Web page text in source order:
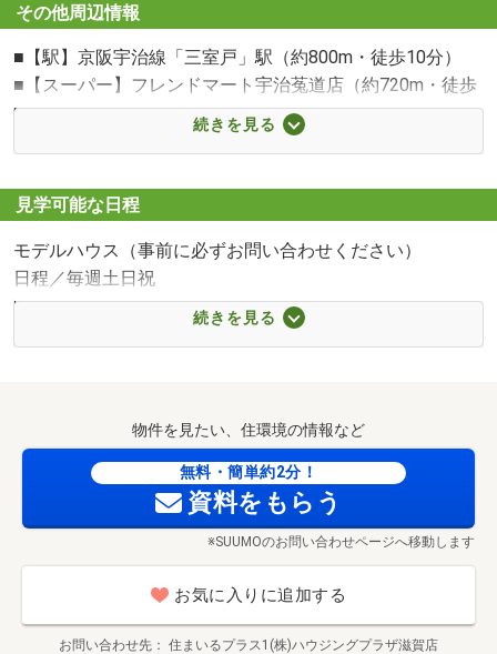
フレンドマート宇治菟道店まで720m 徒歩9分
食品館アプロ宇治店まで1447m 徒歩19分
その他周辺情報
■【駅】京阪宇治線「三室戸」駅（約800m・徒歩10分）
■【スーパー】フレンドマート宇治菟道店（約720m・徒歩
9分）
■【スーパー】ハッピー六原三室戸店（約781m・徒歩10
■【スーパー】食品館アプロ宇治店（約1447m・徒歩19
分）
■【コンビニ】セブンイレブン宇治三室戸店（約428m・徒
歩6分）
■【コンビニ】ローソン宇治菟道店（約824m・徒歩11分）
■【コンビニ】ファミリーマート宇治東インター店（約
■【ドラッグストア】スギ薬局宇治五ケ庄店（約1593m・
徒歩20分）
■【ホームセンター】DCM宇治東店（約1378m・徒歩18
分）
1643m・徒歩21分）
■【高校・高専】東宇治中学校（約2320m・徒歩29分）
続きを見る
見学可能な日程
モデルハウス（事前に必ずお問い合わせください）
日程／毎週土日祝
時間／9:30～20:00
まずはお気軽にお電話ください！ご案内もスムーズに進み
現地案内会(事前に必ずお問合せください)
日程／公開中
時間／9：30～20：00
◆◆現地案内会のお知らせ◆◆
①現地案内会は時間は問いません。お気軽に担当者にご相
②合わせて物件の周辺環境・小、中学校やスーパー、ドラ
ックストア等もご案内致します。
続きを見る
物件を見たい、住環境の情報など
無料・簡単約2分！
資料をもらう
※SUUMOのお問い合わせページへ移動します
お気に入りに追加する
お問い合わせ先 住まいるプラス1(株)ハウジングプラザ滋賀店